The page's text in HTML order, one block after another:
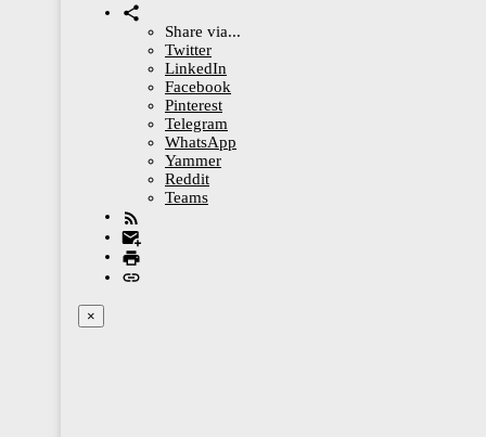
Share via...
Twitter
LinkedIn
Facebook
Pinterest
Telegram
WhatsApp
Yammer
Reddit
Teams
×